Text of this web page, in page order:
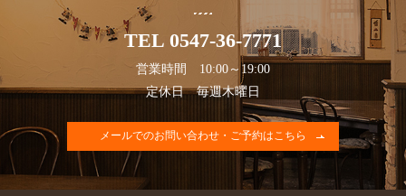
TEL 0547-36-7771
営業時間 10:00～19:00
定休日 毎週木曜日
メールでのお問い合わせ・ご予約はこちら